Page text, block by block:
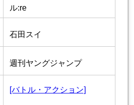
ル:re
石田スイ
週刊ヤングジャンプ
[バトル・アクション]